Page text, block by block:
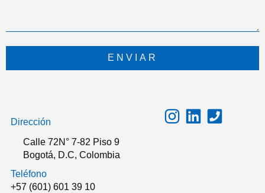
ENVIAR
Dirección
Calle 72N° 7-82 Piso 9
Bogotá, D.C, Colombia
Teléfono
+57 (601) 601 39 10